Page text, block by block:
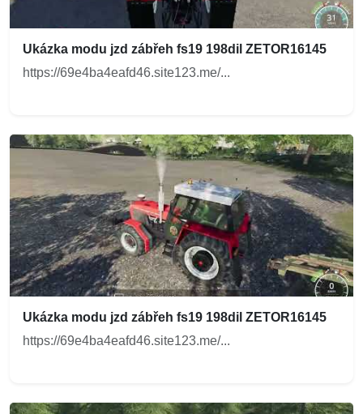
Ukázka modu jzd zábřeh fs19 198dil ZETOR16145
https://69e4ba4eafd46.site123.me/...
Ukázka modu jzd zábřeh fs19 198dil ZETOR16145
https://69e4ba4eafd46.site123.me/...